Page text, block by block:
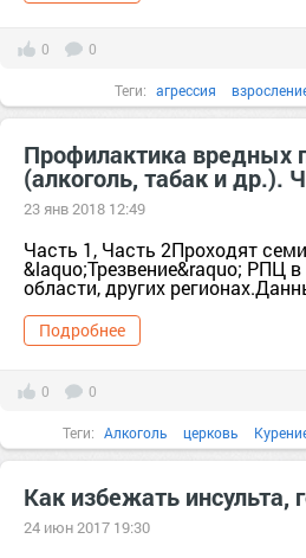
0 0
Теги: агрессия
Профилактика вредных
(алкоголь, табак и др.).
23 янв 2018 12:49
Часть 1, Часть 2Проходят
&laquo;Трезвение&raquo; РПЦ
области, других
Подробнее
0 0
Теги: Алкоголь церковь
Как избежать инсульта,
24 июн 2017 19:30